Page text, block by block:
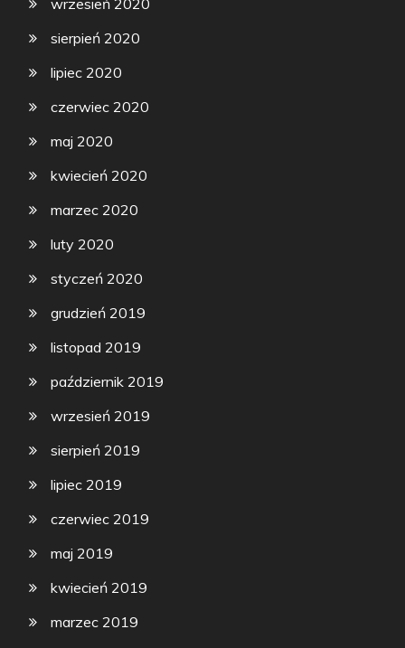
wrzesień 2020
sierpień 2020
lipiec 2020
czerwiec 2020
maj 2020
kwiecień 2020
marzec 2020
luty 2020
styczeń 2020
grudzień 2019
listopad 2019
październik 2019
wrzesień 2019
sierpień 2019
lipiec 2019
czerwiec 2019
maj 2019
kwiecień 2019
marzec 2019